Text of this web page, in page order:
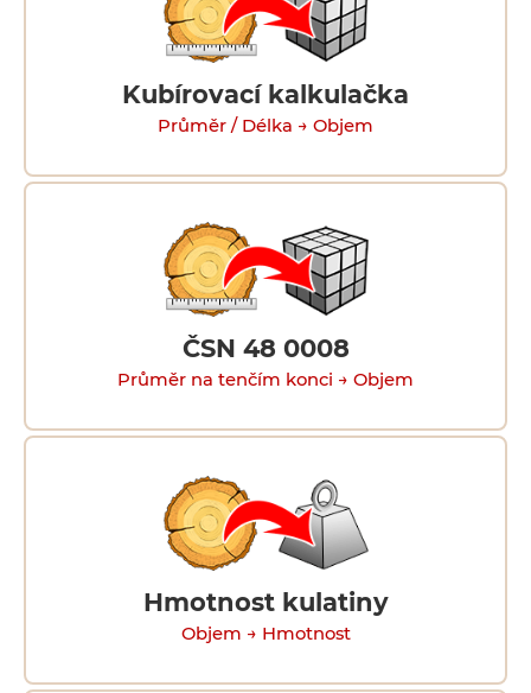
Kubírovací kalkulačka
Průměr / Délka → Objem
ČSN 48 0008
Průměr na tenčím konci → Objem
Hmotnost kulatiny
Objem → Hmotnost